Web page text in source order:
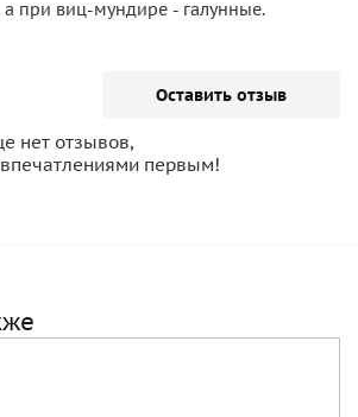
при виц-мундире - галунные.
Оставить отзыв
нет отзывов,
первым!